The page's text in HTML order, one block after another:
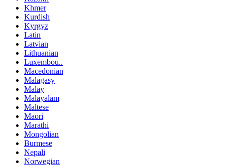
Khmer
Kurdish
Kyrgyz
Latin
Latvian
Lithuanian
Luxembou..
Macedonian
Malagasy
Malay
Malayalam
Maltese
Maori
Marathi
Mongolian
Burmese
Nepali
Norwegian